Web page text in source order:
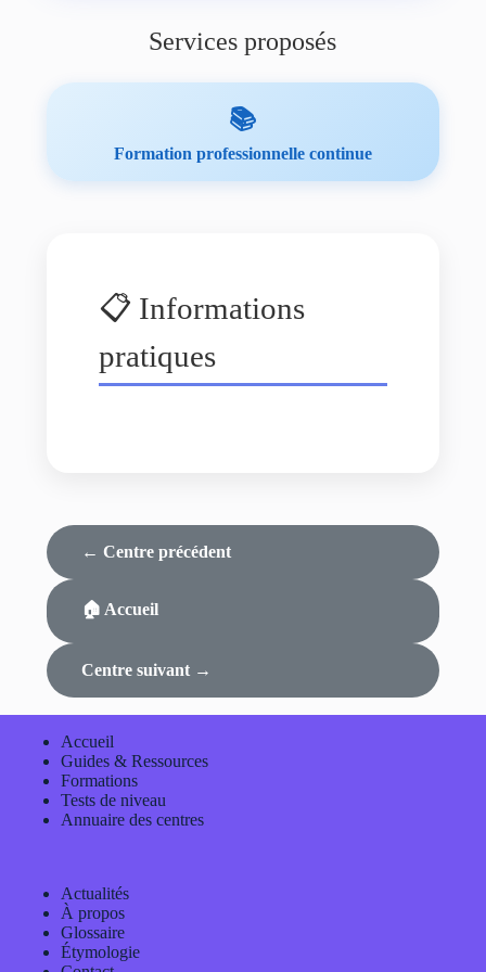
Services proposés
📚
Formation professionnelle continue
📋 Informations
pratiques
← Centre précédent
🏠 Accueil
Centre suivant →
Accueil
Guides & Ressources
Formations
Tests de niveau
Annuaire des centres
Actualités
À propos
Glossaire
Étymologie